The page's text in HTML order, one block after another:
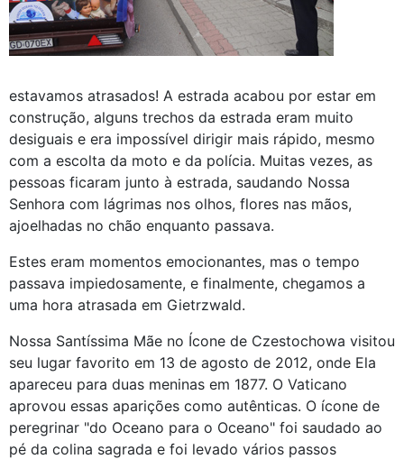
estavamos atrasados! A estrada acabou por estar em
construção, alguns trechos da estrada eram muito
desiguais e era impossível dirigir mais rápido, mesmo
com a escolta da moto e da polícia. Muitas vezes, as
pessoas ficaram junto à estrada, saudando Nossa
Senhora com lágrimas nos olhos, flores nas mãos,
ajoelhadas no chão enquanto passava.
Estes eram momentos emocionantes, mas o tempo
passava impiedosamente, e finalmente, chegamos a
uma hora atrasada em Gietrzwald.
Nossa Santíssima Mãe no Ícone de Czestochowa visitou
seu lugar favorito em 13 de agosto de 2012, onde Ela
apareceu para duas meninas em 1877. O Vaticano
aprovou essas aparições como autênticas. O ícone de
peregrinar "do Oceano para o Oceano" foi saudado ao
pé da colina sagrada e foi levado vários passos